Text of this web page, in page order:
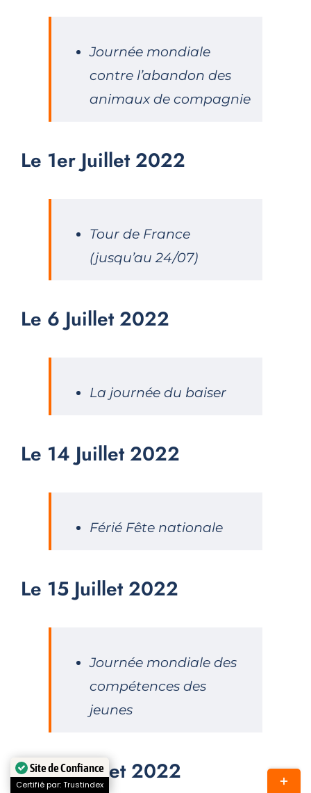
Journée mondiale
contre l’abandon des
animaux de compagnie
Le 1er Juillet 2022
Tour de France
(jusqu’au 24/07)
Le 6 Juillet 2022
La journée du baiser
Le 14 Juillet 2022
Férié Fête nationale
Le 15 Juillet 2022
Journée mondiale des
compétences des
jeunes
Le 30 Juillet 2022
Site de Confiance
Certifié par: Trustindex